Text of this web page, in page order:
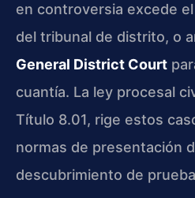
en controversia excede
del tribunal de distrito, o
General District Court
cuantía. La ley procesal
Título 8.01, rige estos
normas de presentación
descubrimiento de